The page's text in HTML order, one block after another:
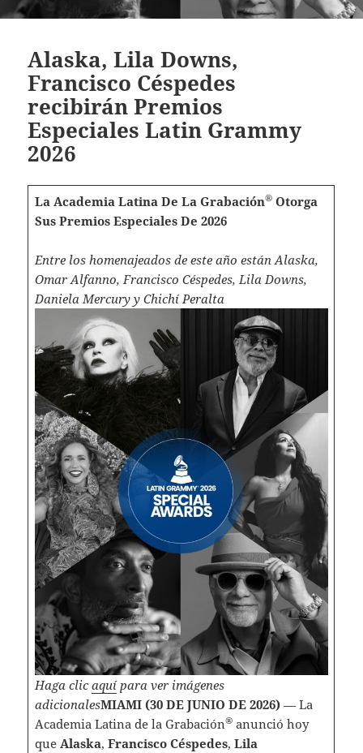
Alaska, Lila Downs,
Francisco Céspedes
recibirán Premios
Especiales Latin Grammy
2026
La Academia Latina De La Grabación®Otorga
Sus Premios Especiales De 2026
Entre los homenajeados de este año están Alaska,
Omar Alfanno, Francisco Céspedes, Lila Downs,
Daniela Mercury y Chichí Peralta
Haga clicaquípara ver imágenes
adicionalesMIAMI (30 DE JUNIO DE 2026)— La
Academia Latina de la Grabación®anunció hoy
que Alaska, Francisco Céspedes, Lila